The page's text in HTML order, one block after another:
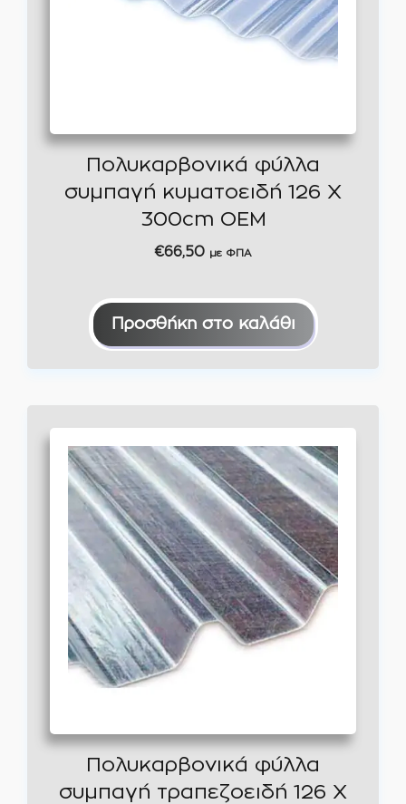
Πολυκαρβονικά φύλλα
συμπαγή κυματοειδή 126 Χ
300cm OEM
€66,50 με ΦΠΑ
Προσθήκη στο καλάθι
Πολυκαρβονικά φύλλα
συμπαγή τραπεζοειδή 126 Χ